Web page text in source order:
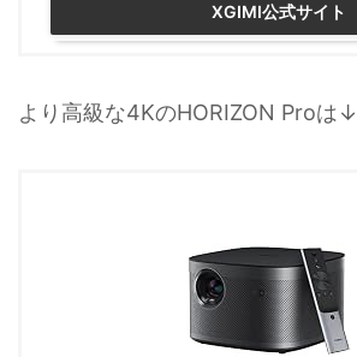
XGIMI公式サイト
より高級な4KのHORIZON Proは↓